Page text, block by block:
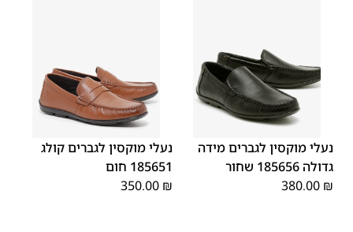
נעלי מוקסין לגברים מידה
גדולה 185656 שחור
380.00 ₪
40
41
42
43
44
נעלי מוקסין לגברים קולג
185651 חום
350.00 ₪